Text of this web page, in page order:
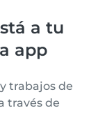
a tu
app
trabajos de
través de